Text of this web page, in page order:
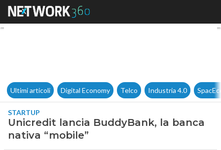
Unicredit lancia BuddyBank,
Ultimi articoli Digital Economy Telco Industria 4.0
STARTUP
Unicredit lancia BuddyBank, la banca
nativa “mobile”